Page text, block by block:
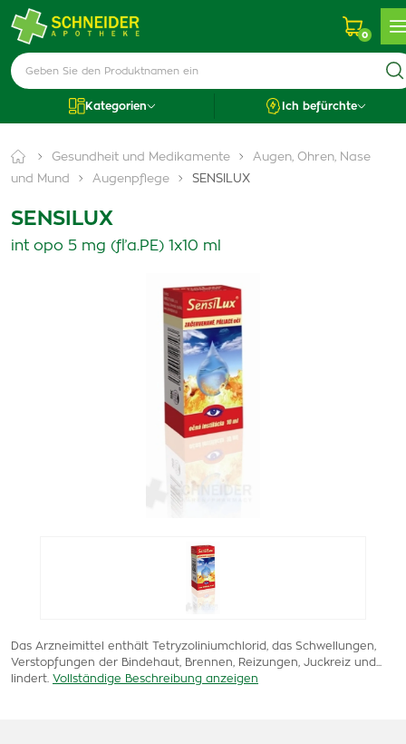
0
Kategorien Ich befürchte
Gesundheit und Medikamente
Augen, Ohren, Nase
und Mund
Augenpflege SENSILUX
SENSILUX
int opo 5 mg (fľa.PE) 1x10 ml
Das Arzneimittel enthält Tetryzoliniumchlorid, das Schwellungen,
Verstopfungen der Bindehaut, Brennen, Reizungen, Juckreiz und...
lindert. Vollständige Beschreibung anzeigen